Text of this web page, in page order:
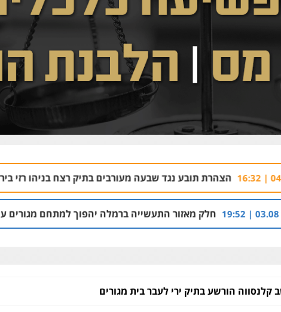
תובע נגד שבעה מעורבים בתיק רצח בניהו רזי בירושלים 04.08 | 13:37
חלק מאזור התעשייה ברמלה יהפוך למתחם מגורים עם 1,700 יחידות דיור
קלנסווה הורשע בתיק ירי לעבר בית מגורים